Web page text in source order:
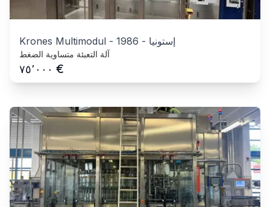
Krones Multimodul - 1986 - إستونيا
آلة التعبئة متساوية الضغط
٧٥٬٠٠٠ €